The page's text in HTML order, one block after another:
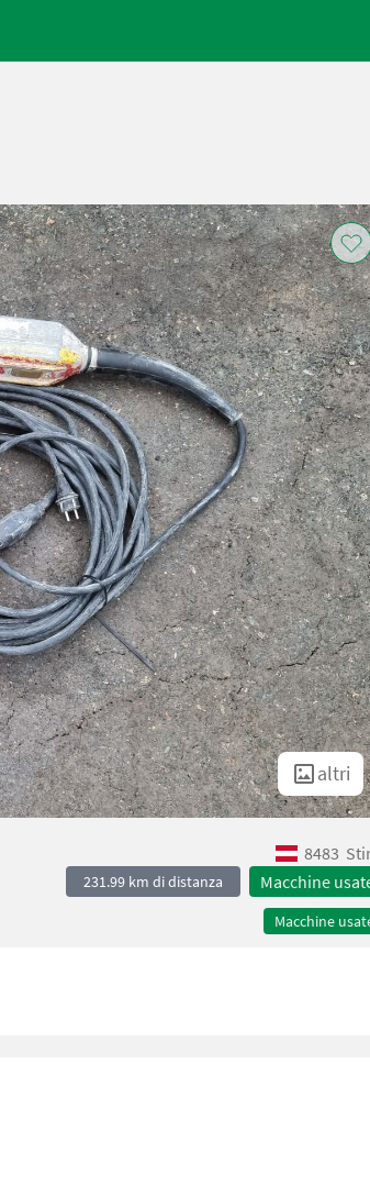
altri
8483
231.99 km di distanza Macchine
Macchine